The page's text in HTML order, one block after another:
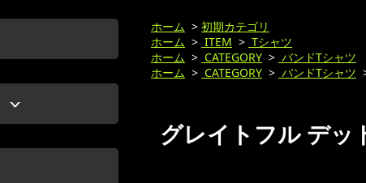
ホーム > 初期カテゴリ
ホーム > ITEM > Tシャツ
ホーム > CATEGORY > バンドTシャツ
ホーム > CATEGORY > バンドTシャツ
グレイトフル デッ